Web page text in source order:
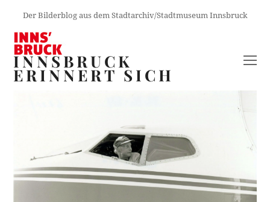
Der Bilderblog aus dem Stadtarchiv/Stadtmuseum Innsbruck
INNSBRUCK
ERINNERT SICH